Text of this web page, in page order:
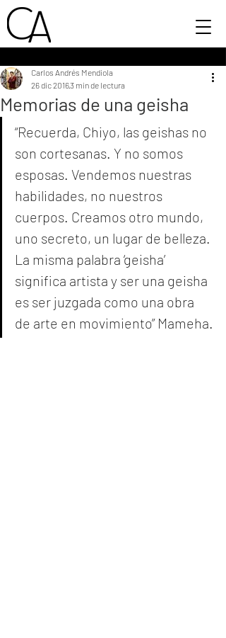
Memorias de una geisha
Carlos Andrés Mendiola
26 dic 20163 min de lectura
“Recuerda, Chiyo, las geishas no
son cortesanas. Y no somos
esposas. Vendemos nuestras
habilidades, no nuestros
cuerpos. Creamos otro mundo,
uno secreto, un lugar de belleza.
La misma palabra ‘geisha’
significa artista y ser una geisha
es ser juzgada como una obra
de arte en movimiento” Mameha.